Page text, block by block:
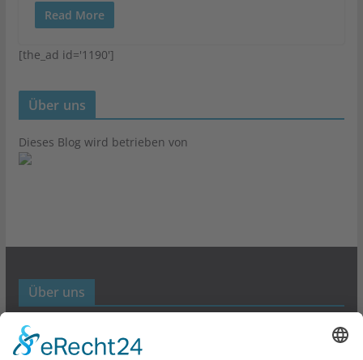
Read More
[the_ad id='1190']
Über uns
Dieses Blog wird betrieben von
Über uns
Werbund- und Marketing Blog
Links